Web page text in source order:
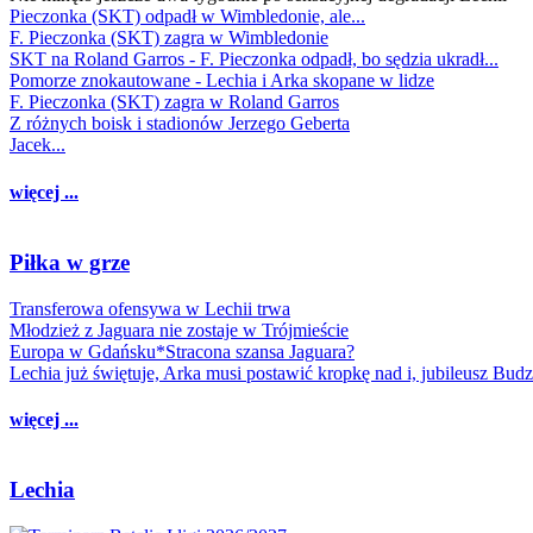
Pieczonka (SKT) odpadł w Wimbledonie, ale...
F. Pieczonka (SKT) zagra w Wimbledonie
SKT na Roland Garros - F. Pieczonka odpadł, bo sędzia ukradł...
Pomorze znokautowane - Lechia i Arka skopane w lidze
F. Pieczonka (SKT) zagra w Roland Garros
Z różnych boisk i stadionów Jerzego Geberta
Jacek...
więcej ...
Piłka w grze
Transferowa ofensywa w Lechii trwa
Młodzież z Jaguara nie zostaje w Trójmieście
Europa w Gdańsku*Stracona szansa Jaguara?
Lechia już świętuje, Arka musi postawić kropkę nad i, jubileusz
więcej ...
Lechia